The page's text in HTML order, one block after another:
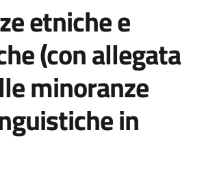
etniche e
(con allegata
minoranze
in